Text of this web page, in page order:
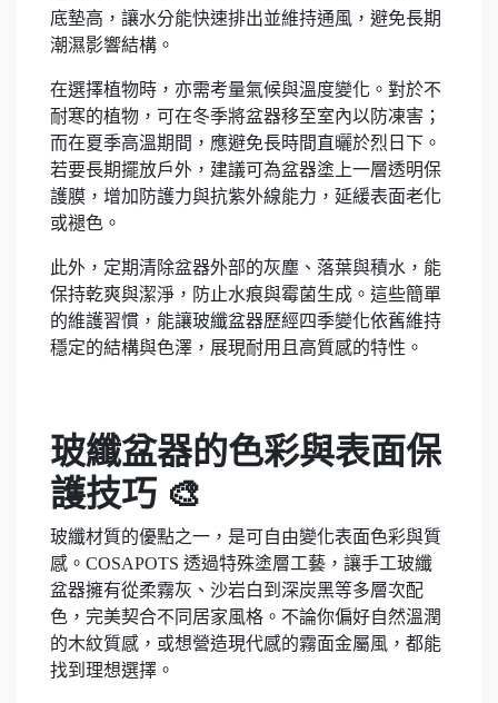
底墊高，讓水分能快速排出並維持通風，避免長期
潮濕影響結構。
在選擇植物時，亦需考量氣候與溫度變化。對於不
耐寒的植物，可在冬季將盆器移至室內以防凍害；
而在夏季高溫期間，應避免長時間直曬於烈日下。
若要長期擺放戶外，建議可為盆器塗上一層透明保
護膜，增加防護力與抗紫外線能力，延緩表面老化
或褪色。
此外，定期清除盆器外部的灰塵、落葉與積水，能
保持乾爽與潔淨，防止水痕與霉菌生成。這些簡單
的維護習慣，能讓玻纖盆器歷經四季變化依舊維持
穩定的結構與色澤，展現耐用且高質感的特性。
玻纖盆器的色彩與表面保
護技巧 🎨
玻纖材質的優點之一，是可自由變化表面色彩與質
感。COSAPOTS 透過特殊塗層工藝，讓手工玻纖
盆器擁有從柔霧灰、沙岩白到深炭黑等多層次配
色，完美契合不同居家風格。不論你偏好自然溫潤
的木紋質感，或想營造現代感的霧面金屬風，都能
找到理想選擇。